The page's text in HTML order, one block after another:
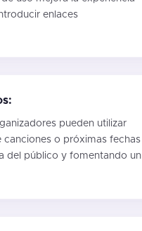
enlaces
pueden utilizar
o próximas fechas
del público y fomentando un